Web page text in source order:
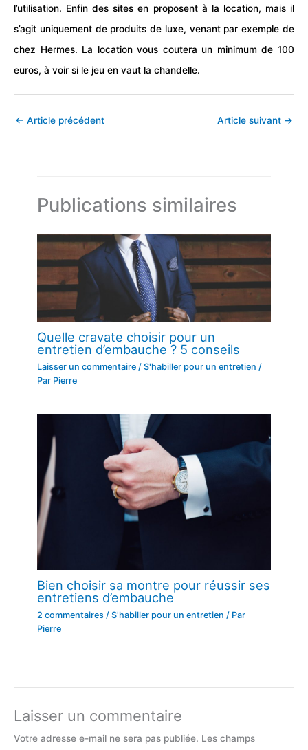
l’utilisation. Enfin des sites en proposent à la location, mais il
s’agit uniquement de produits de luxe, venant par exemple de
chez Hermes. La location vous coutera un minimum de 100
euros, à voir si le jeu en vaut la chandelle.
← Article précédent Article suivant →
Publications similaires
Quelle cravate choisir pour un
entretien d’embauche ? 5 conseils
Laisser un commentaire /S'habiller pour un entretien /
Par Pierre
Bien choisir sa montre pour réussir ses
entretiens d’embauche
2 commentaires /S'habiller pour un entretien / Par
Pierre
Laisser un commentaire
Votre adresse e-mail ne sera pas publiée. Les champs